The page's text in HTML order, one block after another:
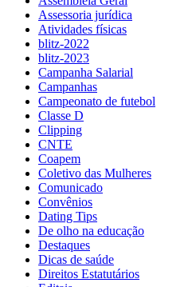
Assessoria jurídica
Atividades físicas
blitz-2022
blitz-2023
Campanha Salarial
Campanhas
Campeonato de futebol
Classe D
Clipping
CNTE
Coapem
Coletivo das Mulheres
Comunicado
Convênios
Dating Tips
De olho na educação
Destaques
Dicas de saúde
Direitos Estatutários